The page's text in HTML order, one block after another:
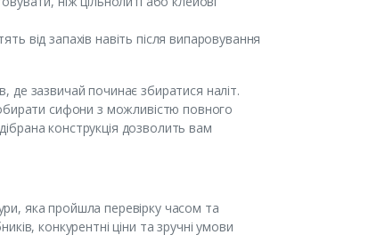
від запахів навіть після випаровування
зазвичай починає збиратися наліт.
сифони з можливістю повного
конструкція дозволить вам
яка пройшла перевірку часом та
конкурентні ціни та зручні умови